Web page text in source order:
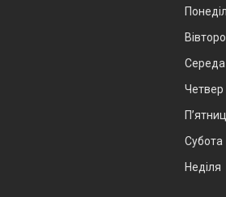
Середа
Четвер
Субота
Неділя